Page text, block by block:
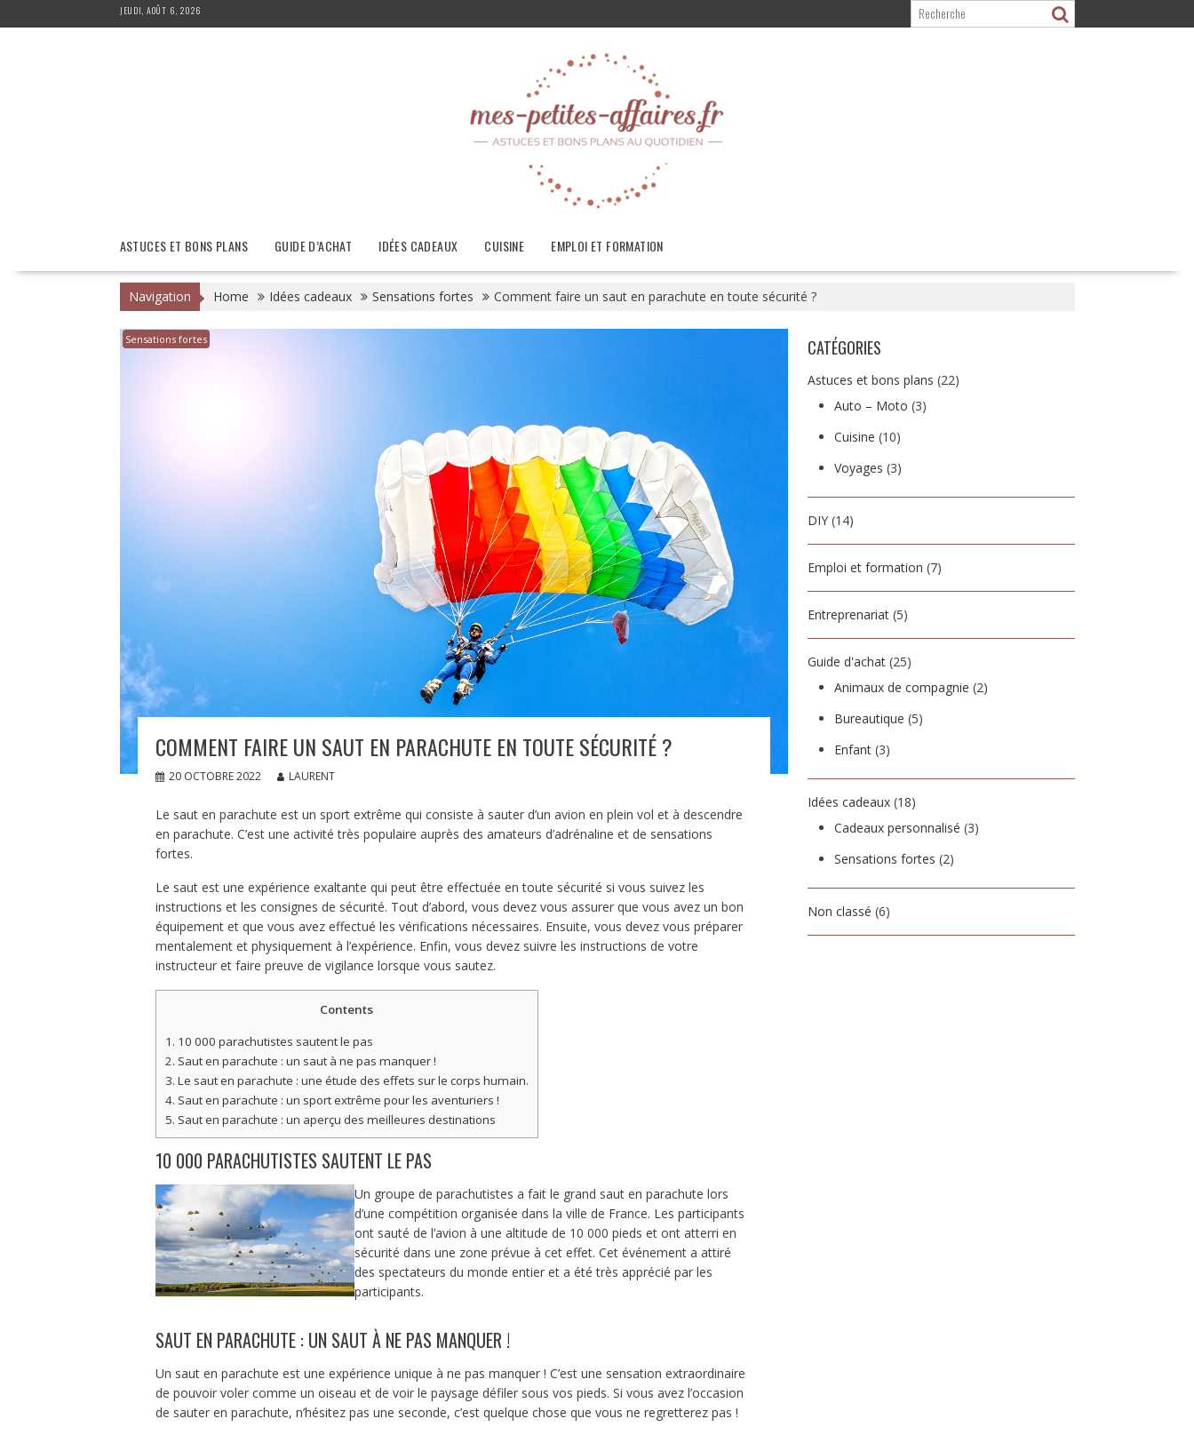
to
JEUDI, AOÛT 6, 2026
ASTUCES ET BONS PLANS GUIDE D’ACHAT IDÉES CADEAUX CUISINE EMPLOI ET FORMATION
Navigation Home Idées cadeaux Sensations fortes Comment faire un saut en parachute en toute sécurité ?
Sensations fortes
COMMENT FAIRE UN SAUT EN PARACHUTE EN TOUTE SÉCURITÉ ?
20 OCTOBRE 2022 LAURENT
Le saut en parachute est un sport extrême qui consiste à sauter d’un avion en plein vol et à descendre
en parachute. C’est une activité très populaire auprès des amateurs d’adrénaline et de sensations
fortes.
Le saut est une expérience exaltante qui peut être effectuée en toute sécurité si vous suivez les
instructions et les consignes de sécurité. Tout d’abord, vous devez vous assurer que vous avez un bon
équipement et que vous avez effectué les vérifications nécessaires. Ensuite, vous devez vous préparer
mentalement et physiquement à l’expérience. Enfin, vous devez suivre les instructions de votre
instructeur et faire preuve de vigilance lorsque vous sautez.
Contents
1. 10 000 parachutistes sautent le pas
2. Saut en parachute : un saut à ne pas manquer !
3. Le saut en parachute : une étude des effets sur le corps humain.
4. Saut en parachute : un sport extrême pour les aventuriers !
5. Saut en parachute : un aperçu des meilleures destinations
10 000 PARACHUTISTES SAUTENT LE PAS
Un groupe de parachutistes a fait le grand saut en parachute lors
d’une compétition organisée dans la ville de France. Les participants
ont sauté de l’avion à une altitude de 10 000 pieds et ont atterri en
sécurité dans une zone prévue à cet effet. Cet événement a attiré
des spectateurs du monde entier et a été très apprécié par les
participants.
SAUT EN PARACHUTE : UN SAUT À NE PAS MANQUER !
Un saut en parachute est une expérience unique à ne pas manquer ! C’est une sensation extraordinaire
de pouvoir voler comme un oiseau et de voir le paysage défiler sous vos pieds. Si vous avez l’occasion
de sauter en parachute, n’hésitez pas une seconde, c’est quelque chose que vous ne regretterez pas !
CATÉGORIES
Astuces et bons plans (22)
Auto – Moto (3)
Cuisine (10)
Voyages (3)
DIY(14)
Emploi et formation (7)
Entreprenariat(5)
Guide d'achat(25)
Animaux de compagnie (2)
Bureautique (5)
Enfant(3)
Idées cadeaux(18)
Cadeaux personnalisé (3)
Sensations fortes (2)
Non classé (6)